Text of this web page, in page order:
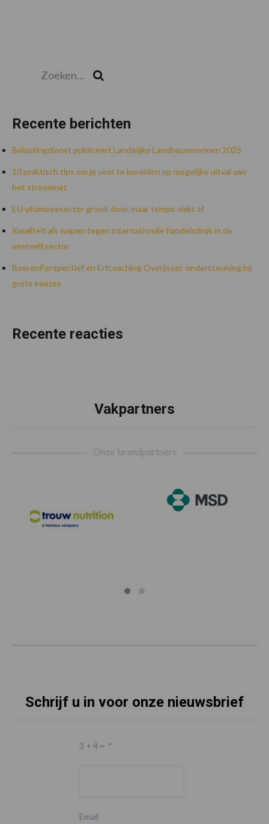
Recente berichten
Belastingdienst publiceert Landelijke Landbouwnormen 2025
10 praktisch tips om je voor te bereiden op mogelijke uitval van
het stroomnet
EU-pluimveesector groeit door, maar tempo vlakt af
Kwaliteit als wapen tegen internationale handelsdruk in de
veeteeltsector
BoerenPerspectief en Erfcoaching Overijssel: ondersteuning bij
grote keuzes
Recente reacties
Vakpartners
Onze brandpartners
Schrijf u in voor onze nieuwsbrief
3 + 4 = *
Email